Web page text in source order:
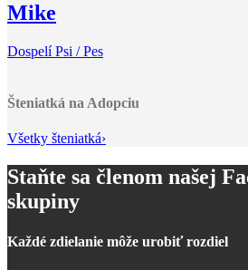
Mike
Dospelí Psi / Pes
Šteniatká na Adopciu
Všetky šteniatká›
Staňte sa členom našej
skupiny
Každé zdielanie môže urobiť rozdiel